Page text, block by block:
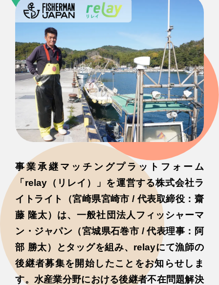
事業承継マッチングプラットフォーム
「relay（リレイ）」を運営する株式会社ラ
イトライト（宮崎県宮崎市 / 代表取締役：齋
藤 隆太）は、一般社団法人フィッシャーマ
ン・ジャパン（宮城県石巻市 / 代表理事：阿
部 勝太）とタッグを組み、relayにて漁師の
後継者募集を開始したことをお知らせしま
す。水産業分野における後継者不在問題解決